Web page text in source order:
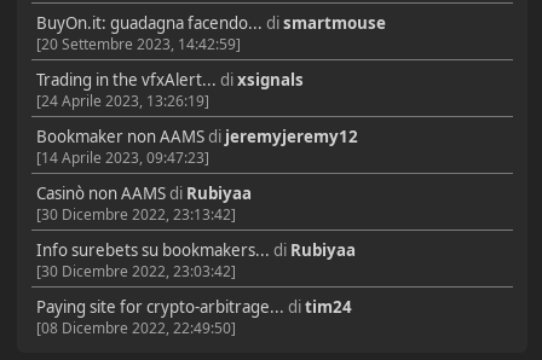
BuyOn.it: guadagna facendo... dismartmouse
[20 Settembre 2023, 14:42:59]
Trading in the vfxAlert... dixsignals
[24 Aprile 2023, 13:26:19]
Bookmaker non AAMSdi jeremyjeremy12
[14 Aprile 2023, 09:47:23]
Casinò non AAMSdi Rubiyaa
[30 Dicembre 2022, 23:13:42]
Info surebets su bookmakers... di Rubiyaa
[30 Dicembre 2022, 23:03:42]
Paying site for crypto-arbitrage... ditim24
[08 Dicembre 2022, 22:49:50]